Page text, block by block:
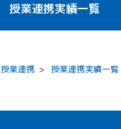
授業連携実績一覧
授業連携 > 授業連携実績一覧